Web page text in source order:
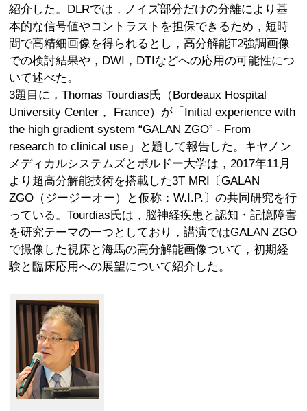
紹介した。DLRでは，ノイズ部分だけの分離により基
本的な信号値やコントラストを担保できるため，短時
間で高精細画像を得られるとし，高分解能T2強調画像
での検討結果や，DWI，DTIなどへの応用の可能性につ
いて述べた。
3題目に，Thomas Tourdias氏（Bordeaux Hospital
University Center， France）が「Initial experience with
the high gradient system “GALAN ZGO” - From
research to clinical use」と題して報告した。キヤノン
メディカルシステムズとボルドー大学は，2017年11月
より超高分解能技術を搭載した3T MRI〔GALAN
ZGO（ジージーオー）と仮称：W.I.P.〕の共同研究を行
っている。Tourdias氏は，脳神経疾患と認知・記憶障害
を研究テーマの一つとしており，講演ではGALAN ZGO
で撮像した視床と海馬の高分解能画像ついて，初期経
験と臨床応用への展望について紹介した。